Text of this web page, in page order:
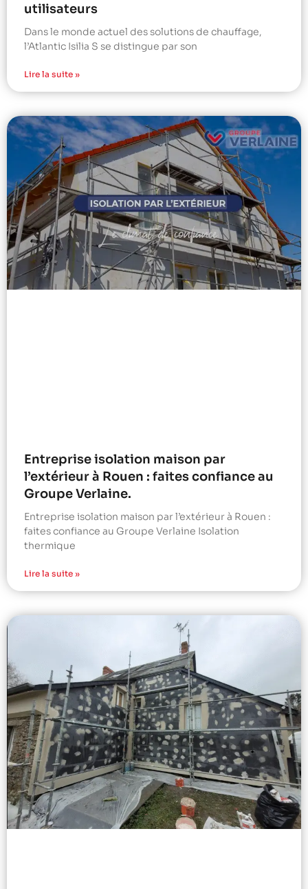
utilisateurs
Dans le monde actuel des solutions de chauffage,
l’Atlantic Isilia S se distingue par son
Lire la suite »
Entreprise isolation maison par
l’extérieur à Rouen : faites confiance au
Groupe Verlaine.
Entreprise isolation maison par l’extérieur à Rouen :
faites confiance au Groupe Verlaine Isolation
thermique
Lire la suite »